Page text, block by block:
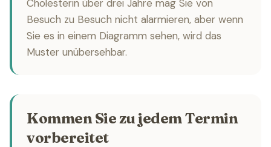
Cholesterin über drei Jahre mag Sie von
Besuch zu Besuch nicht alarmieren, aber wenn
Sie es in einem Diagramm sehen, wird das
Muster unübersehbar.
Kommen Sie zu jedem Termin
vorbereitet